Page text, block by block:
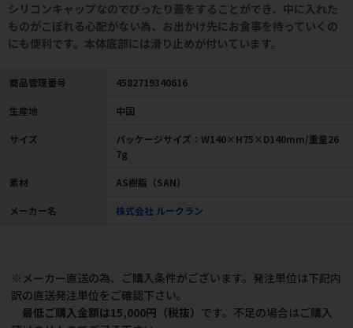
シリコンキャップなのでぴったり蓋をすることができ、中に入れた
ものがこぼれる心配がない為、お出かけ先にお食事を持っていくの
にも便利です。本体底部には滑り止めが付いています。
商品管理番号 4582719340616
生産地 中国
サイズ
パッケージサイズ：W140×H75×D140mm/重量26
7g
素材 AS樹脂（SAN）
メーカー名 株式会社 ルークラン
※メーカー直送の為、ご購入条件がございます。発注単位は下記内
訳の直送発注単位をご確認下さい。
最低ご購入金額は15,000円（税抜） です。不足の場合はご購入